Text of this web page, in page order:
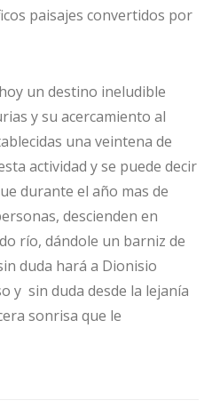
paisajes convertidos por
un destino ineludible
y su acercamiento al
una veintena de
actividad y se puede decir
durante el año mas de
descienden en
río, dándole un barniz de
duda hará a Dionisio
y sin duda desde la lejanía
sonrisa que le